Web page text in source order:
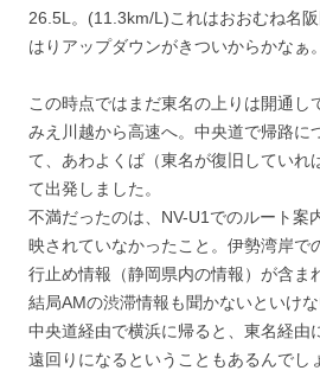
26.5L。(11.3km/L)これはおおむね名
はりアップダウンがきついからかなぁ。
この時点ではまだ東名の上りは開通し
みえ川越から高速へ。中央道で帰路に
て、あわよくば（東名が復旧していれ
て出発しました。
不満だったのは、NV-U1でのルート案
映されていなかったこと。伊勢湾岸で
行止め情報（静岡県内の情報）が含ま
結局AMの渋滞情報も聞かないといけな
中央道経由で横浜に帰ると、東名経由
遠回りになるということもあるんでし